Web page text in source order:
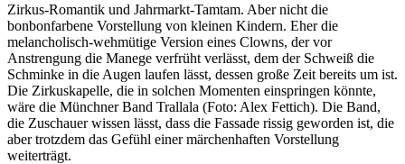
Zirkus-Romantik und Jahrmarkt-Tamtam. Aber nicht die
bonbonfarbene Vorstellung von kleinen Kindern. Eher die
melancholisch-wehmütige Version eines Clowns, der vor
Anstrengung die Manege verfrüht verlässt, dem der Schweiß die
Schminke in die Augen laufen lässt, dessen große Zeit bereits um ist.
Die Zirkuskapelle, die in solchen Momenten einspringen könnte,
wäre die Münchner Band Trallala (Foto: Alex Fettich). Die Band,
die Zuschauer wissen lässt, dass die Fassade rissig geworden ist, die
aber trotzdem das Gefühl einer märchenhaften Vorstellung
weiterträgt.